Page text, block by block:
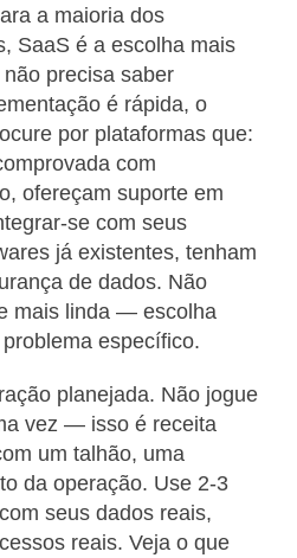
a maioria dos
SaaS é a escolha mais
precisa saber
é rápida, o
por plataformas que:
com
ofereçam suporte em
se com seus
já existentes, tenham
de dados. Não
mais linda — escolha
específico.
planejada. Não jogue
vez — isso é receita
um talhão, uma
da operação. Use 2-3
seus dados reais,
reais. Veja o que